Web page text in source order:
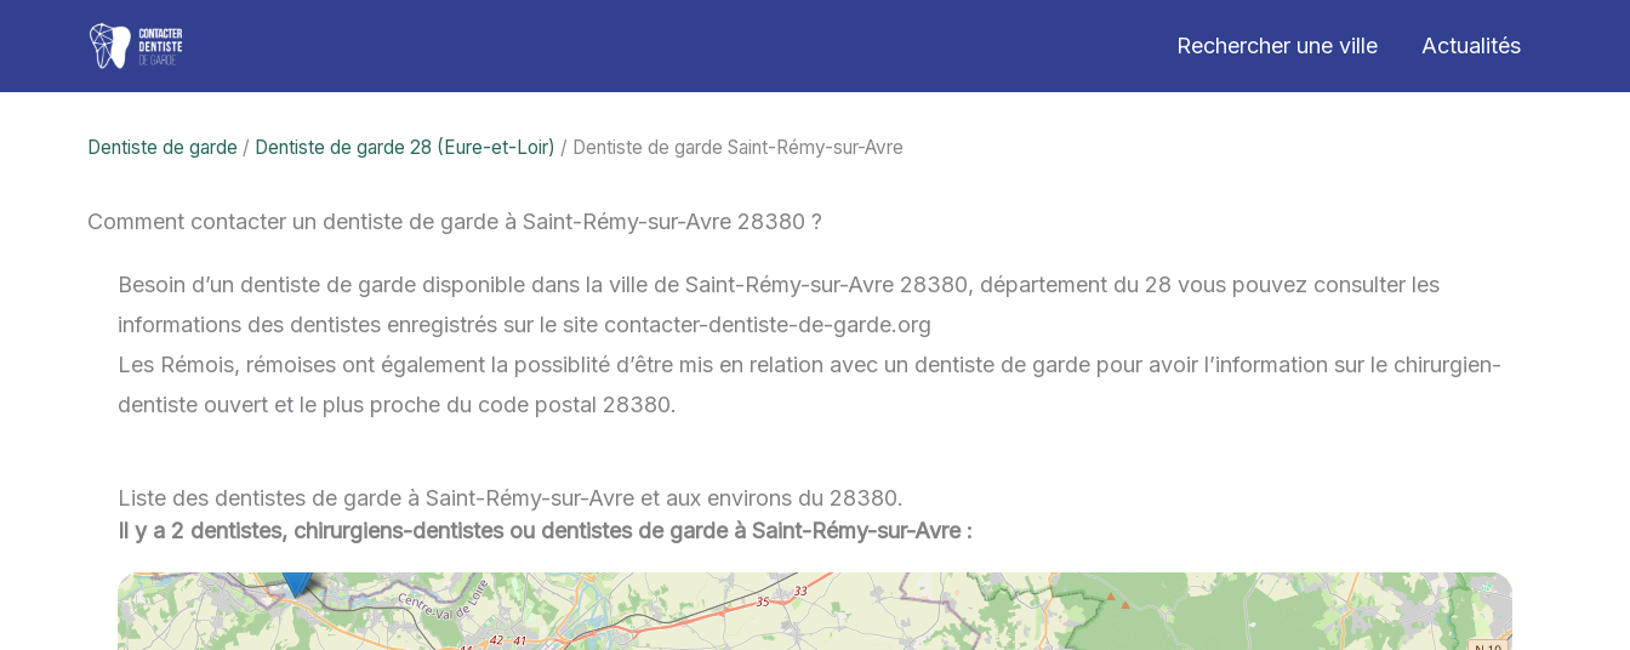
contenu
Rechercher une ville Actualités
Dentiste de garde / Dentiste de garde 28 (Eure-et-Loir) / Dentiste de garde Saint-Rémy-sur-Avre
Comment contacter un dentiste de garde à Saint-Rémy-sur-Avre 28380 ?
Besoin d’un dentiste de garde disponible dans la ville de Saint-Rémy-sur-Avre 28380, département du 28 vous pouvez consulter les
informations des dentistes enregistrés sur le site contacter-dentiste-de-garde.org
Les Rémois, rémoises ont également la possiblité d’être mis en relation avec un dentiste de garde pour avoir l’information sur le chirurgien-
dentiste ouvert et le plus proche du code postal 28380.
Liste des dentistes de garde à Saint-Rémy-sur-Avre et aux environs du 28380.
Il y a 2 dentistes, chirurgiens-dentistes ou dentistes de garde à Saint-Rémy-sur-Avre :